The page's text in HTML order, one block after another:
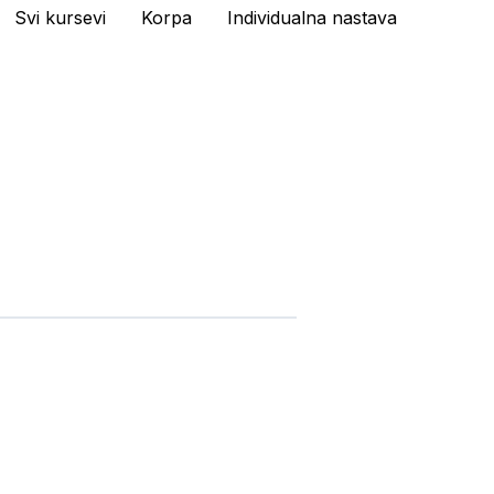
Svi kursevi Korpa Individualna nastava